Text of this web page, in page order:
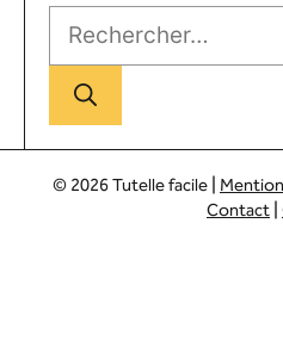
Rechercher :
© 2026 Tutelle facile |
Contact|